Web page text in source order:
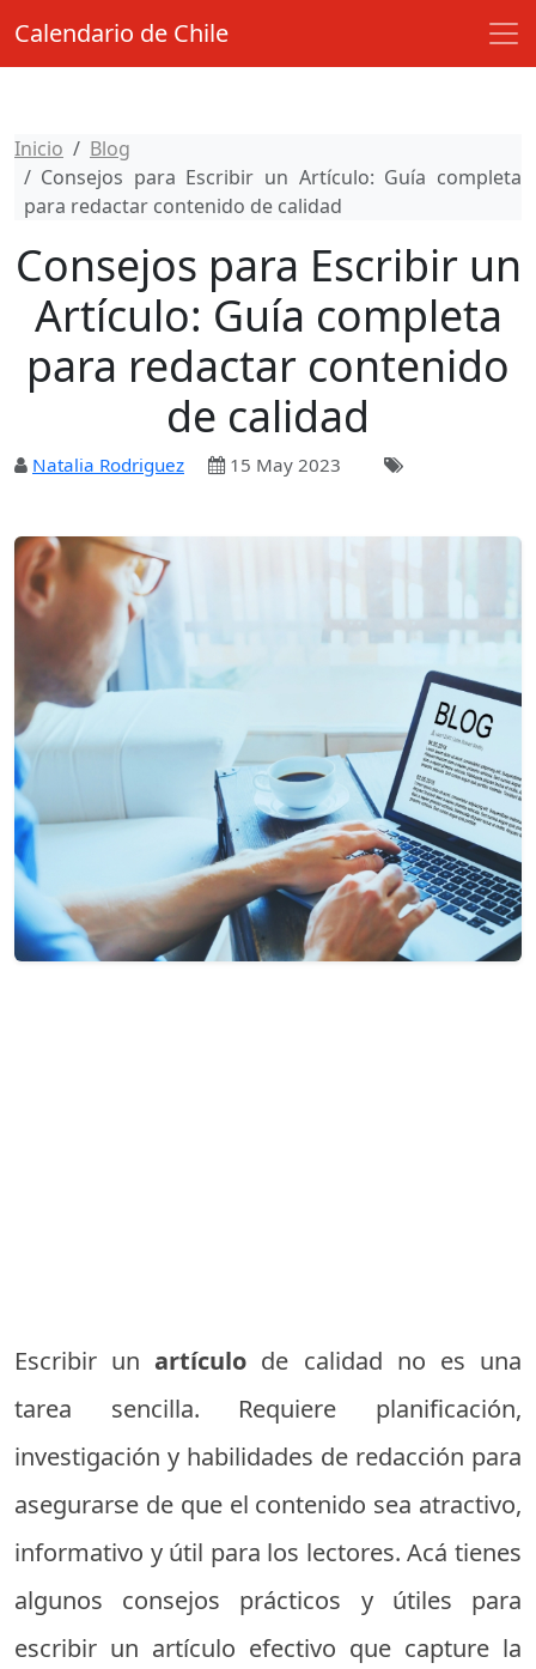
Calendario de Chile
Inicio
Blog
Consejos para Escribir un Artículo: Guía completa
para redactar contenido de calidad
Consejos para Escribir un
Artículo: Guía completa
para redactar contenido
de calidad
Natalia Rodriguez 15 May 2023
Escribir unartículo de calidad no es una
tarea sencilla. Requiere planificación,
investigación y habilidades de redacción para
asegurarse de que el contenido sea atractivo,
informativo y útil para los lectores. Acá tienes
algunos consejos prácticos y útiles para
escribir un artículo efectivo que capture la